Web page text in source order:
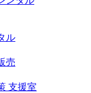
ル
売
支援室